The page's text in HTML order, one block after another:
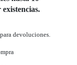
devoluciones.